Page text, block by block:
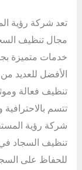
تعد شركة رؤية
مجال تنظيف
خدمات متميزة
الأفضل للعديد
تنظيف فعالة
تتسم
شركة رؤية
تنظيف السجاد في
للحفاظ على